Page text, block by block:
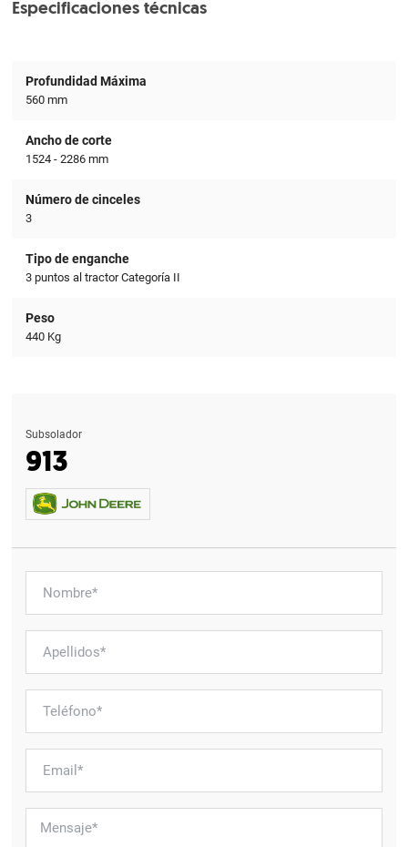
Especificaciones técnicas
Profundidad Máxima
560 mm
Ancho de corte
1524 - 2286 mm
Número de cinceles
3
Tipo de enganche
3 puntos al tractor Categoría II
Peso
440 Kg
Subsolador
913